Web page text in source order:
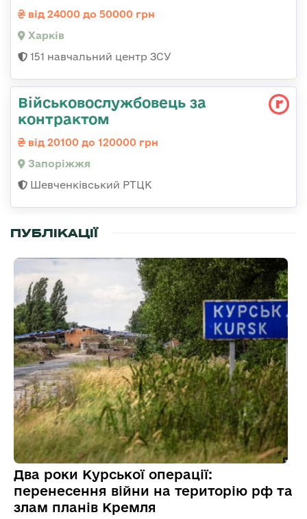
від 24000 до 50000 грн
Харків
151 навчальний центр ЗСУ
Військовослужбовець за
контрактом
від 20100 до 120000 грн
Запоріжжя
Шевченківський РТЦК
ПУБЛІКАЦІЇ
Два роки Курської операції:
перенесення війни на територію рф та
злам планів Кремля